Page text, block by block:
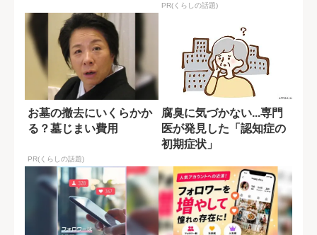
PR(くらしの話題)
お墓の撤去にいくらかか
る？墓じまい費用
PR(くらしの話題)
腐臭に気づかない...専門
医が発見した「認知症の
初期症状」